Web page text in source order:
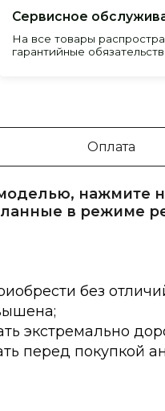
Оплата
нажмите
в режиме
без
экстремально
перед покупкой